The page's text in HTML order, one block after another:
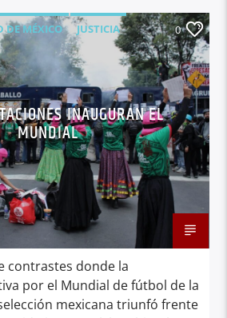
DE MÉXICO
JUSTICIA
SOCIAL
0
INAUGURAN EL
MUNDIAL
contrastes donde la
por el Mundial de fútbol de la
mexicana triunfó frente